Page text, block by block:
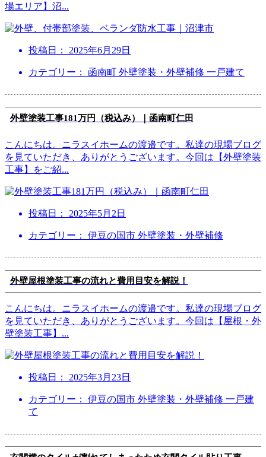
場エリア】沼...
投稿日： 2025年6月29日
カテゴリー： 函南町 外壁塗装・外壁補修 一戸建て
外壁塗装工事181万円（税込み）｜函南町仁田
こんにちは。ニラスイホームの渡邉です。私達の現場ブログ
を見ていただき、ありがとうございます。今回は【外壁塗装
工事】をご紹...
投稿日： 2025年5月2日
カテゴリー： 伊豆の国市 外壁塗装・外壁補修
外壁屋根塗装工事の流れと費用目安を解説！
こんにちは。ニラスイホームの渡邉です。私達の現場ブログ
を見ていただき、ありがとうございます。今回は【屋根・外
壁塗装工事】 ...
投稿日： 2025年3月23日
カテゴリー： 伊豆の国市 外壁塗装・外壁補修 一戸建
て